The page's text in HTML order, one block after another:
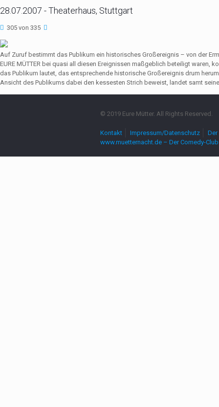
28.07.2007 - Theaterhaus, Stuttgart
305 von 335
Auf Zuruf bestimmt das Publikum ein historisches Großereignis – von der
EURE MÜTTER bei quasi all diesen Ereignissen maßgeblich beteiligt waren,
das Publikum lautet, das entsprechende historische Großereignis drum
Ansicht des Publikums dabei den kessesten Strich beweist, landet samt
© 2019 Eure Mütter. All Rights Reserved.
Kontakt Impressum/Datenschutz
www.muetternacht.de – Der Comedy-Club